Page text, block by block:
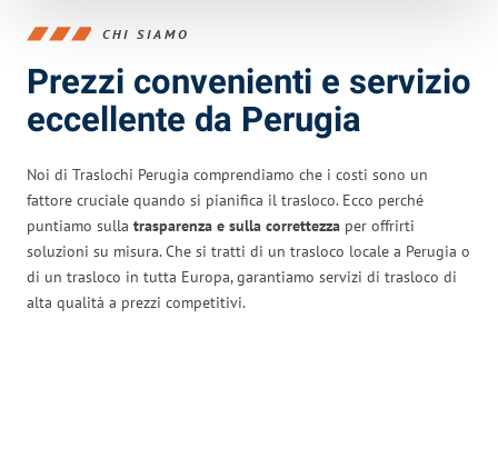
CHI SIAMO
Prezzi convenienti e servizio
eccellente da Perugia
Noi di Traslochi Perugia comprendiamo che i costi sono un
fattore cruciale quando si pianifica il trasloco. Ecco perché
puntiamo sulla trasparenza e sulla correttezza per offrirti
soluzioni su misura. Che si tratti di un trasloco locale a Perugia o
di un trasloco in tutta Europa, garantiamo servizi di trasloco di
alta qualità a prezzi competitivi.